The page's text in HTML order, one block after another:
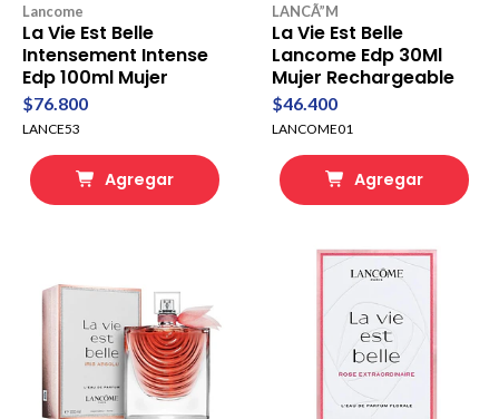
Lancome
La Vie Est Belle
Intensement Intense
Edp 100ml Mujer
$76.800
LANCE53
Agregar
LANCÃ”M
La Vie Est Belle
Lancome Edp 30Ml
Mujer Rechargeable
$46.400
LANCOME01
Agregar